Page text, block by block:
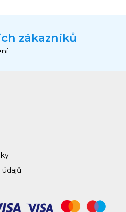
zákazníků
údajů